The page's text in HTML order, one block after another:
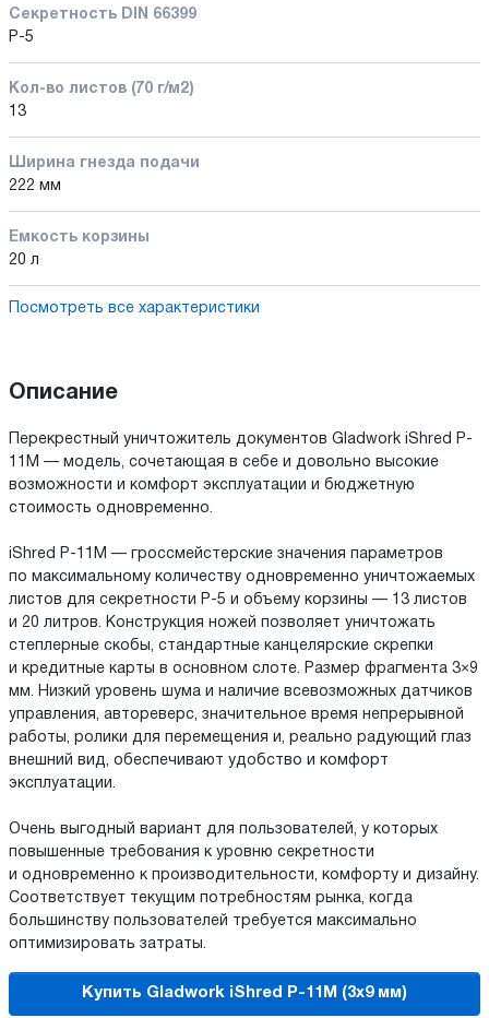
Секретность DIN 66399
P-5
Кол-во листов (70 г/м2)
13
Ширина гнезда подачи
222 мм
Емкость корзины
20 л
Посмотреть все характеристики
Описание
Перекрестный уничтожитель документов Gladwork iShred P-
11M — модель, сочетающая в себе и довольно высокие
возможности и комфорт эксплуатации и бюджетную
стоимость одновременно.
iShred P-11M — гроссмейстерские значения параметров
по максимальному количеству одновременно уничтожаемых
листов для секретности P-5 и объему корзины — 13 листов
и 20 литров. Конструкция ножей позволяет уничтожать
степлерные скобы, стандартные канцелярские скрепки
и кредитные карты в основном слоте. Размер фрагмента 3×9
мм. Низкий уровень шума и наличие всевозможных датчиков
управления, автореверс, значительное время непрерывной
работы, ролики для перемещения и, реально радующий глаз
внешний вид, обеспечивают удобство и комфорт
эксплуатации.
Очень выгодный вариант для пользователей, у которых
повышенные требования к уровню секретности
и одновременно к производительности, комфорту и дизайну.
Соответствует текущим потребностям рынка, когда
большинству пользователей требуется максимально
оптимизировать затраты.
Купить Gladwork iShred P-11M (3x9 мм)